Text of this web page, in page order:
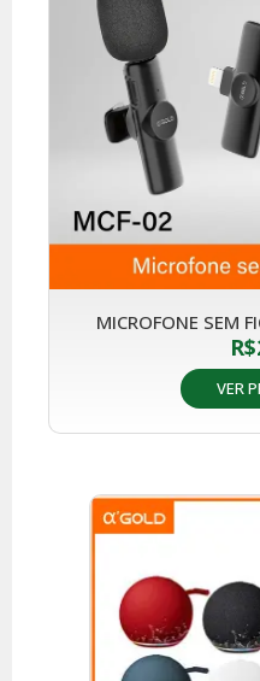
MICROFONE SEM
R$
VER